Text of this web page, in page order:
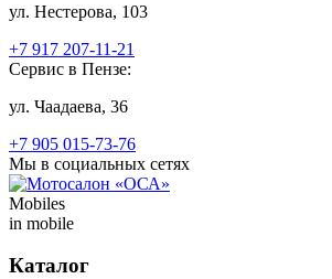
ул. Нестерова, 103
+7 917 207-11-21
Сервис в Пензе:
ул. Чаадаева, 36
+7 905 015-73-76
Мы в социальных сетях
Mobiles
in mobile
Каталог